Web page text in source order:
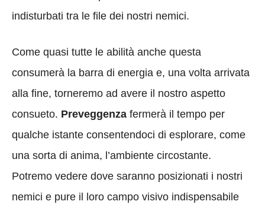
indisturbati tra le file dei nostri nemici.
Come quasi tutte le abilità anche questa
consumerà la barra di energia e, una volta arrivata
alla fine, torneremo ad avere il nostro aspetto
consueto. Preveggenza fermerà il tempo per
qualche istante consentendoci di esplorare, come
una sorta di anima, l’ambiente circostante.
Potremo vedere dove saranno posizionati i nostri
nemici e pure il loro campo visivo indispensabile